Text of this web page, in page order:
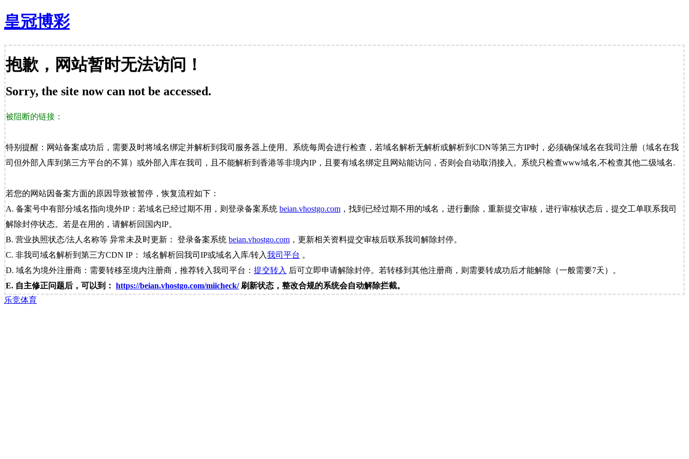
皇冠博彩
抱歉，网站暂时无法访问！
Sorry, the site now can not be accessed.
被阻断的链接：
特别提醒：网站备案成功后，需要及时将域名绑定并解析到我司服务器上使用。系统每周会进行检查，若域名解析无解析或解析到CDN等第三方IP时，必须确保域名在我司注册（域名在我
司但外部入库到第三方平台的不算）或外部入库在我司，且不能解析到香港等非境内IP，且要有域名绑定且网站能访问，否则会自动取消接入。系统只检查www域名,不检查其他二级域名.
若您的网站因备案方面的原因导致被暂停，恢复流程如下：
A. 备案号中有部分域名指向境外IP：若域名已经过期不用，则登录备案系统 beian.vhostgo.com ，找到已经过期不用的域名，进行删除，重新提交审核，进行审核状态后，提交工单联系我司
解除封停状态。若是在用的，请解析回国内IP。
B. 营业执照状态/法人名称等 异常未及时更新： 登录备案系统 beian.vhostgo.com ，更新相关资料提交审核后联系我司解除封停。
C. 非我司域名解析到第三方CDN IP： 域名解析回我司IP或域名入库/转入我司平台 。
D. 域名为境外注册商：需要转移至境内注册商，推荐转入我司平台： 提交转入 后可立即申请解除封停。若转移到其他注册商，则需要转成功后才能解除（一般需要7天）。
E. 自主修正问题后，可以到： https://beian.vhostgo.com/miicheck/刷新状态，整改合规的系统会自动解除拦截。
乐竞体育